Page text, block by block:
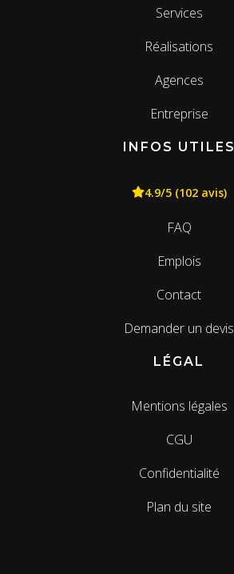
Services
Réalisations
Agences
Entreprise
INFOS UTILES
4.9/5 (102 avis)
FAQ
Emplois
Contact
Demander un devis
LÉGAL
Mentions légales
CGU
Confidentialité
Plan du site